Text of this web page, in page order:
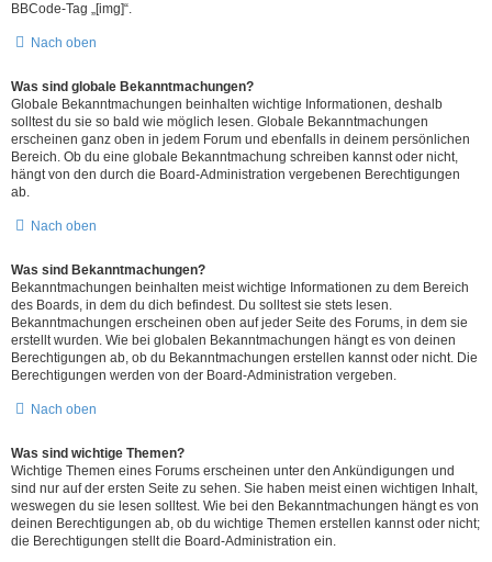
BBCode-Tag „[img]“.
Nach oben
Was sind globale Bekanntmachungen?
Globale Bekanntmachungen beinhalten wichtige Informationen, deshalb
solltest du sie so bald wie möglich lesen. Globale Bekanntmachungen
erscheinen ganz oben in jedem Forum und ebenfalls in deinem persönlichen
Bereich. Ob du eine globale Bekanntmachung schreiben kannst oder nicht,
hängt von den durch die Board-Administration vergebenen Berechtigungen
ab.
Nach oben
Was sind Bekanntmachungen?
Bekanntmachungen beinhalten meist wichtige Informationen zu dem Bereich
des Boards, in dem du dich befindest. Du solltest sie stets lesen.
Bekanntmachungen erscheinen oben auf jeder Seite des Forums, in dem sie
erstellt wurden. Wie bei globalen Bekanntmachungen hängt es von deinen
Berechtigungen ab, ob du Bekanntmachungen erstellen kannst oder nicht. Die
Berechtigungen werden von der Board-Administration vergeben.
Nach oben
Was sind wichtige Themen?
Wichtige Themen eines Forums erscheinen unter den Ankündigungen und
sind nur auf der ersten Seite zu sehen. Sie haben meist einen wichtigen Inhalt,
weswegen du sie lesen solltest. Wie bei den Bekanntmachungen hängt es von
deinen Berechtigungen ab, ob du wichtige Themen erstellen kannst oder nicht;
die Berechtigungen stellt die Board-Administration ein.